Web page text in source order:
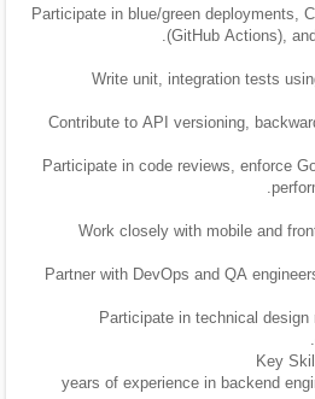
● Participate in blue/green deployments,
(GitHub Actions),
● Write unit, integration tests
● Contribute to API versioning,
● Participate in code reviews, enforce
● Work closely with mobile and
● Partner with DevOps and QA
● Participate in technical
Key
● 5+ years of experience in backend